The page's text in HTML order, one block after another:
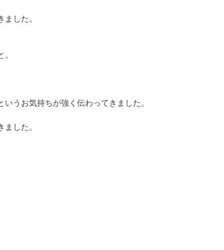
した。
うお気持ちが強く伝わってきました。
した。